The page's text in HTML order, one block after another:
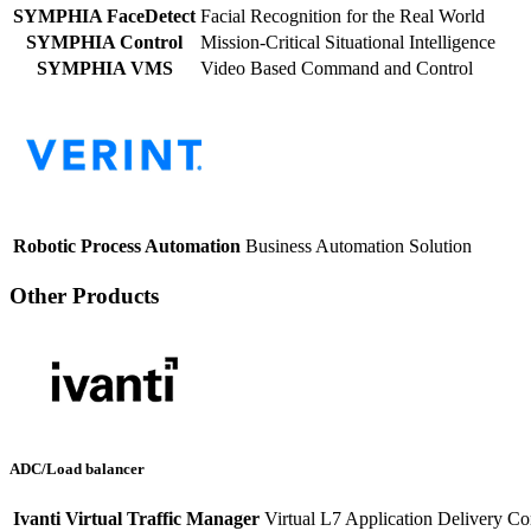
SYMPHIA FaceDetect Facial Recognition for the Real World
SYMPHIA Control
Mission-Critical Situational Intelligence
SYMPHIA VMS
Video Based Command and Control
Robotic Process Automation Business Automation Solution
Other Products
ADC/Load balancer
Ivanti Virtual Traffic Manager Virtual L7 Application Delivery